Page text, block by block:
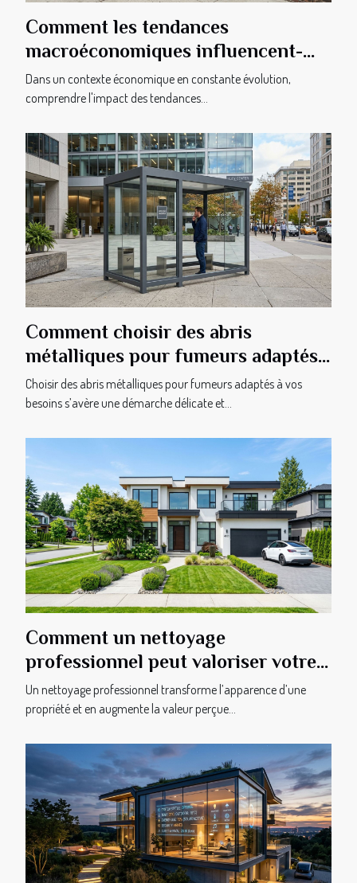
Comment les tendances
macroéconomiques influencent-
elles les petites entreprises ?
Dans un contexte économique en constante évolution,
comprendre l'impact des tendances...
Comment choisir des abris
métalliques pour fumeurs adaptés
à vos besoins ?
Choisir des abris métalliques pour fumeurs adaptés à vos
besoins s’avère une démarche délicate et...
Comment un nettoyage
professionnel peut valoriser votre
propriété?
Un nettoyage professionnel transforme l’apparence d’une
propriété et en augmente la valeur perçue...